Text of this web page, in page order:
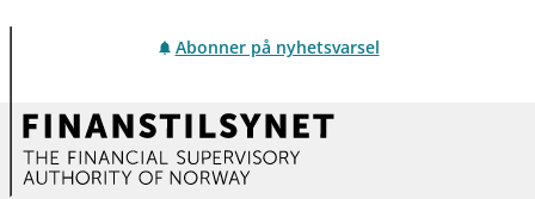
Abonner på nyhetsvarsel